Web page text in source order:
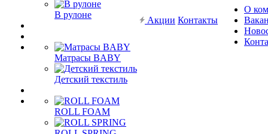
В рулоне
Матрасы BABY
Детский текстиль
ROLL FOAM
Акции Контакты
О